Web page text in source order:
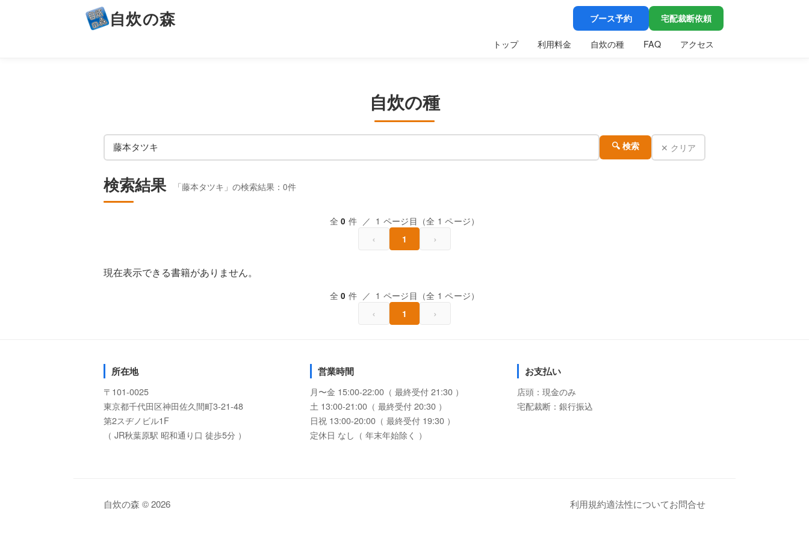
自炊の森 ブース予約 宅配裁断依頼
トップ 利用料金 自炊の種 FAQ アクセス
自炊の種
🔍 検索 ✕ クリア
検索結果 「藤本タツキ」の検索結果：0件
全0 件 ／ 1 ページ目（全 1 ページ）
‹ 1 ›
現在表示できる書籍がありません。
全0 件 ／ 1 ページ目（全 1 ページ）
‹ 1 ›
所在地
〒101-0025
東京都千代田区神田佐久間町3-21-48
第2スヂノビル1F
（ JR秋葉原駅 昭和通り口 徒歩5分 ）
営業時間
月〜金 15:00-22:00（ 最終受付 21:30 ）
土 13:00-21:00（ 最終受付 20:30 ）
日祝 13:00-20:00（ 最終受付 19:30 ）
定休日 なし（ 年末年始除く ）
お支払い
店頭：現金のみ
宅配裁断：銀行振込
自炊の森 © 2026 利用規約適法性についてお問合せ